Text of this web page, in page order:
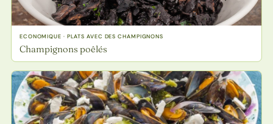
ECONOMIQUE · PLATS AVEC DES CHAMPIGNONS
Champignons poêlés